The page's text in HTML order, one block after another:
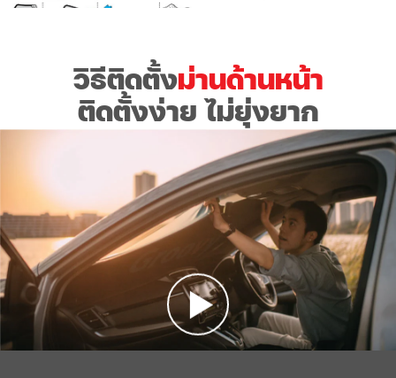
วิธีติดตั้งม่านด้านหน้า
ติดตั้งง่าย ไม่ยุ่งยาก